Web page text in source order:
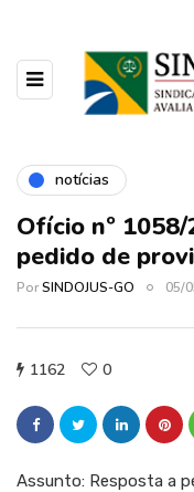
notícias
Ofício nº
pedido de
PorSINDOJUS-GO 05/
1162 0
Assunto: Resposta a